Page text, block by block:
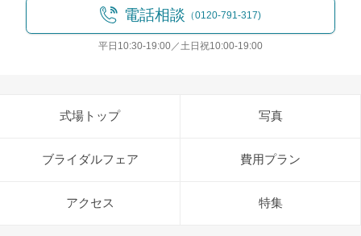
電話相談 （0120-791-317)
平日10:30-19:00／土日祝10:00-19:00
式場トップ 写真
ブライダルフェア 費用プラン
アクセス 特集